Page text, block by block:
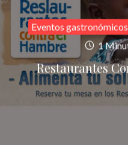
Eventos gastronómicos
1
Restaurantes